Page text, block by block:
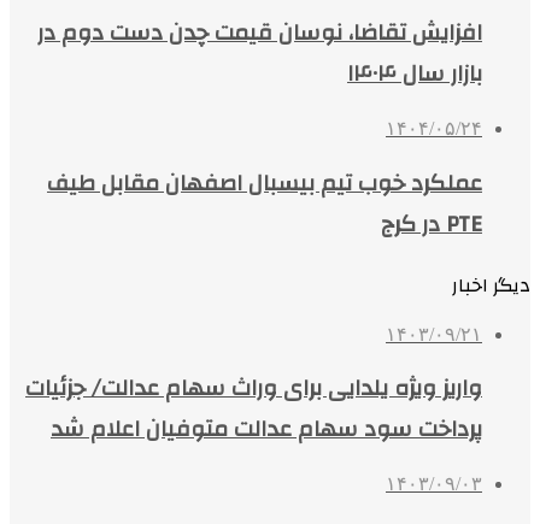
افزایش تقاضا، نوسان قیمت چدن دست دوم در
بازار سال ۱۴۰۴
۱۴۰۴/۰۵/۲۴
عملکرد خوب تیم بیسبال اصفهان مقابل طیف
PTE در کرج
دیگر اخبار
۱۴۰۳/۰۹/۲۱
واریز ویژه یلدایی برای وراث سهام عدالت/ جزئیات
پرداخت سود سهام عدالت متوفیان اعلام شد
۱۴۰۳/۰۹/۰۳